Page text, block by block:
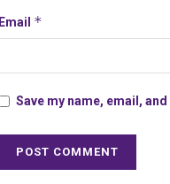
Email *
Save my name, email,